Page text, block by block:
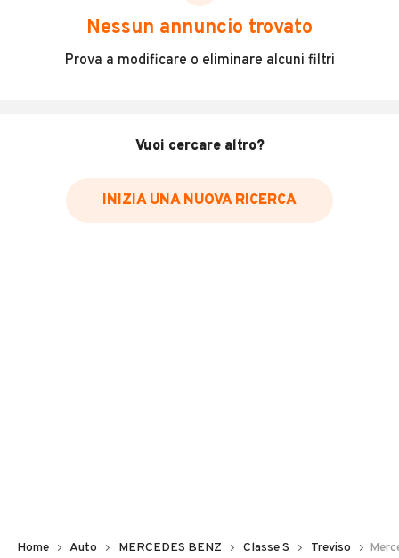
scegliere in modo trasparente e sicuro, come:
Incidenti in cui è stato coinvolto il veicolo
Data e luogo delle revisioni effettuate
Inserisci il numero di targa per verificare la disponibilità
Nessun annuncio trovato
Prova a modificare o eliminare alcuni filtri
Vuoi cercare altro?
INIZIA UNA NUOVA RICERCA
Home Auto MERCEDES BENZ Classe S Treviso